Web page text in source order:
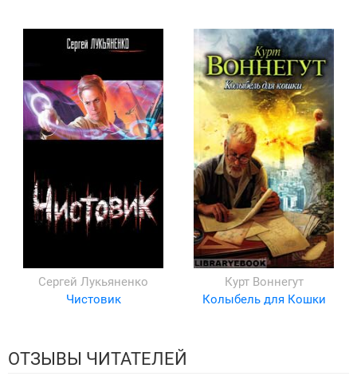
Сергей Лукьяненко
Чистовик
Курт Воннегут
Колыбель для Кошки
ОТЗЫВЫ ЧИТАТЕЛЕЙ